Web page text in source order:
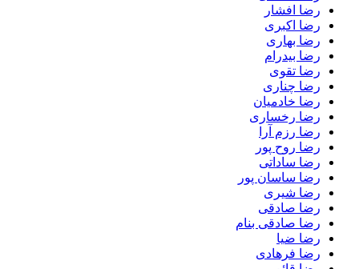
رضا افشار
رضا اکبری
رضا بهاری
رضا بیدرام
رضا تقوی
رضا چناری
رضا خادمیان
رضا رخساری
رضا رزم آرا
رضا روح پور
رضا ساداتی
رضا ساسان پور
رضا شیری
رضا صادقی
رضا صادقی بنام
رضا ضیا
رضا فرهادی